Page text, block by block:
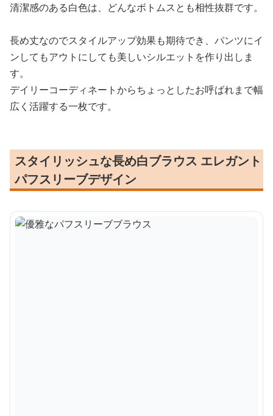
清潔感のある白色は、どんなボトムスとも相性抜群です。
長め丈なのでスタイルアップ効果も期待でき、パンツにイ
ンしてもアウトにしても美しいシルエットを作り出しま
す。
デイリーコーディネートからちょっとしたお呼ばれまで幅
広く活躍する一枚です。
スタイリッシュな長め白ブラウス エレガント
パフスリーブデザイン